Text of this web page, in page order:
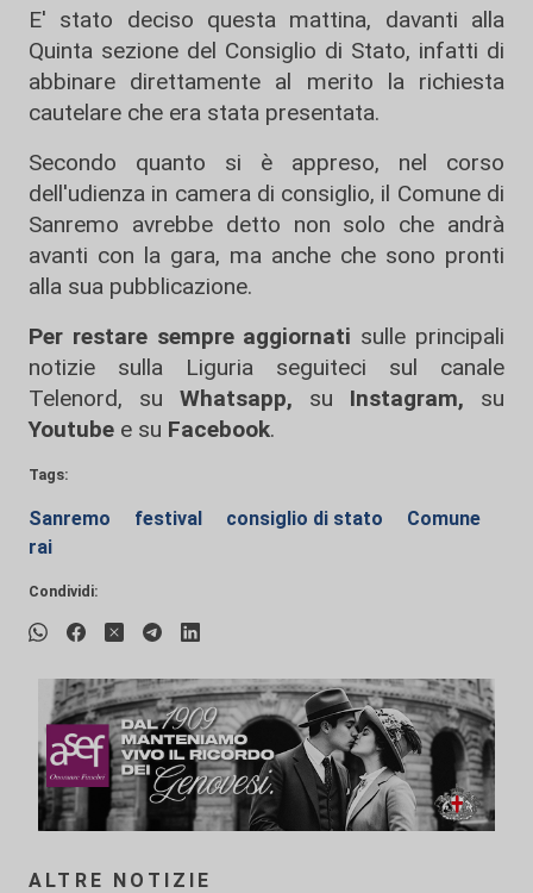
E' stato deciso questa mattina, davanti alla
Quinta sezione del Consiglio di Stato, infatti di
abbinare direttamente al merito la richiesta
cautelare che era stata presentata.
Secondo quanto si è appreso, nel corso
dell'udienza in camera di consiglio, il Comune di
Sanremo avrebbe detto non solo che andrà
avanti con la gara, ma anche che sono pronti
alla sua pubblicazione.
Per restare sempre aggiornati sulle principali
notizie sulla Liguria seguiteci sul canale
Telenord, su
Whatsapp, su Instagram, su
Youtube e su Facebook.
Tags:
Sanremo festival consiglio di stato
Comune
rai
Condividi:
ALTRE NOTIZIE